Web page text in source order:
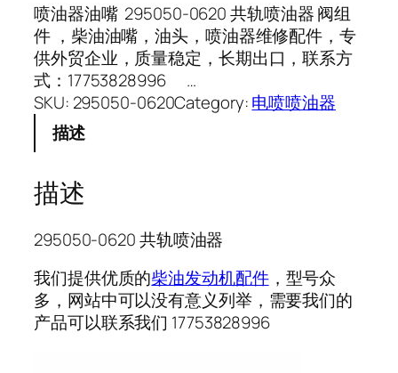
喷油器油嘴 295050-0620 共轨喷油器 阀组
件 ，柴油油嘴，油头，喷油器维修配件，专
供外贸企业，质量稳定，长期出口，联系方
式：17753828996 …
SKU: 295050-0620Category:电喷喷油器
描述
描述
295050-0620 共轨喷油器
我们提供优质的柴油发动机配件，型号众
多，网站中可以没有意义列举，需要我们的
产品可以联系我们 17753828996